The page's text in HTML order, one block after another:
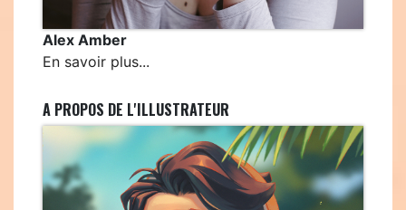
Alex Amber
En savoir plus...
A PROPOS DE L'ILLUSTRATEUR